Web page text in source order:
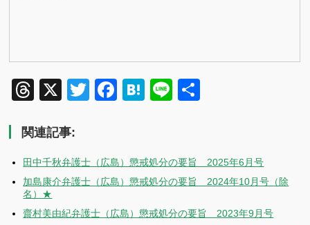
Threads
X TwitterFacebook
Hatena
Line
関連記事:
田中千秋弁護士（広島）懲戒処分の要旨 2025年6月号
加島康介弁護士（広島）懲戒処分の要旨 2024年10月号（除
名）★
齋村美由紀弁護士（広島）懲戒処分の要旨 2023年9月号